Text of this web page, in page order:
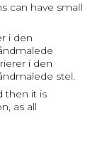
can have small
i den
i den
stel.
then it is
as all